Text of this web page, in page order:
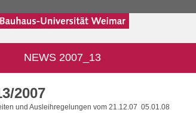
NEWS 2007_13
2007
und Ausleihregelungen vom 21.12.07  05.01.08